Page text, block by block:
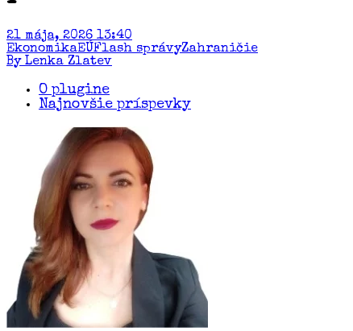
21 mája, 2026 13:40
EkonomikaEÚFlash správyZahraničie
By Lenka Zlatev
O plugine
Najnovšie príspevky